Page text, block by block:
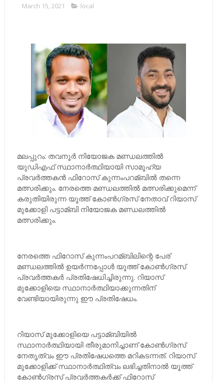
March 15, 2021 local
മലപ്പുറം: തവനൂര്‍ നിയോജക മണ്ഡലത്തില്‍
യുഡിഎഫ് സ്ഥാനാര്‍ത്ഥിയായി സാമൂഹ്യ
പ്രവര്‍ത്തകന്‍ ഫിറോസ് കുന്നംപറമ്ബില്‍ തന്നെ
മത്സരിക്കും. നേരത്തെ മണ്ഡലത്തില്‍ മത്സരിക്കുമെന്ന്
കരുതിയിരുന്ന യൂത്ത് കോണ്‍ഗ്രസ് നേതാവ് റിയാസ്
മുക്കോളി പട്ടാമ്ബി നിയോജക മണ്ഡലത്തില്‍
മത്സരിക്കും.
നേരത്തെ ഫിറോസ് കുന്നംപറമ്ബിലിന്റെ പേര്
മണ്ഡലത്തില്‍ ഉയര്‍ന്നപ്പോള്‍ യൂത്ത് കോണ്‍ഗ്രസ്
പ്രവര്‍ത്തകര്‍ പ്രതിഷേധിച്ചിരുന്നു. റിയാസ്
മുക്കോളിയെ സ്ഥാനാര്‍ത്ഥിയാക്കുന്നതിന്
വേണ്ടിയായിരുന്നു ഈ പ്രതിഷേധം.
റിയാസ് മുക്കോളിയെ പട്ടാമ്ബിയില്‍
സ്ഥാനാര്‍ത്ഥിയായി തീരുമാനിച്ചാണ് കോണ്‍ഗ്രസ്
നേതൃത്വം ഈ പ്രതിഷേധത്തെ മറികടന്നത്. റിയാസ്
മുക്കോളിക്ക് സ്ഥാനാര്‍ത്ഥിത്വം ലഭിച്ചതിനാല്‍ യൂത്ത്
കോണ്‍ഗ്രസ് പ്രവര്‍ത്തകര്‍ക്ക് ഫിറോസ്